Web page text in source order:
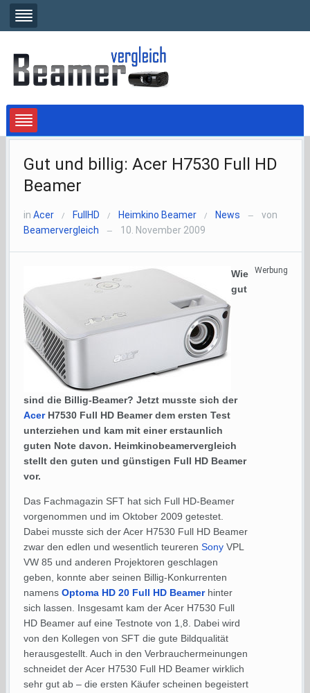
Gut und billig: Acer H7530 Full HD
Beamer
inAcer / FullHD / Heimkino Beamer / News —
von
Beamervergleich
— 10. November 2009
Wie
gut
sind die Billig-Beamer? Jetzt musste sich der
AcerH7530 Full HD Beamer dem ersten Test
unterziehen und kam mit einer erstaunlich
guten Note davon. Heimkinobeamervergleich
stellt den guten und günstigen Full HD Beamer
vor.
Das Fachmagazin SFT hat sich Full HD-Beamer
vorgenommen und im Oktober 2009 getestet.
Dabei musste sich der Acer H7530 Full HD Beamer
zwar den edlen und wesentlich teurerenSony VPL
VW 85 und anderen Projektoren geschlagen
geben, konnte aber seinen Billig-Konkurrenten
namensOptoma HD 20 Full HD Beamer hinter
sich lassen. Insgesamt kam der Acer H7530 Full
HD Beamer auf eine Testnote von 1,8. Dabei wird
von den Kollegen von SFT die gute Bildqualität
herausgestellt. Auch in den Verbrauchermeinungen
schneidet der Acer H7530 Full HD Beamer wirklich
sehr gut ab – die ersten Käufer scheinen begeistert
Werbung